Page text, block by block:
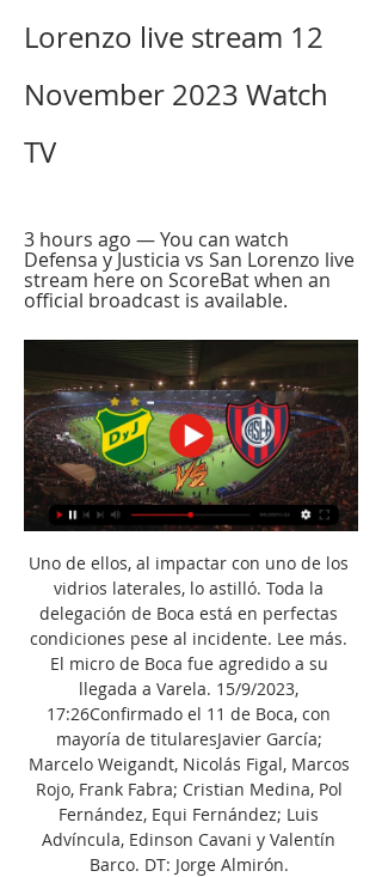
Lorenzo live stream 12
November 2023 Watch
TV
3 hours ago — You can watch
Defensa y Justicia vs San Lorenzo live
stream here on ScoreBat when an
official broadcast is available.
Uno de ellos, al impactar con uno de los
vidrios laterales, lo astilló. Toda la
delegación de Boca está en perfectas
condiciones pese al incidente. Lee más.
El micro de Boca fue agredido a su
llegada a Varela. 15/9/2023,
17:26Confirmado el 11 de Boca, con
mayoría de titularesJavier García;
Marcelo Weigandt, Nicolás Figal, Marcos
Rojo, Frank Fabra; Cristian Medina, Pol
Fernández, Equi Fernández; Luis
Advíncula, Edinson Cavani y Valentín
Barco. DT: Jorge Almirón.